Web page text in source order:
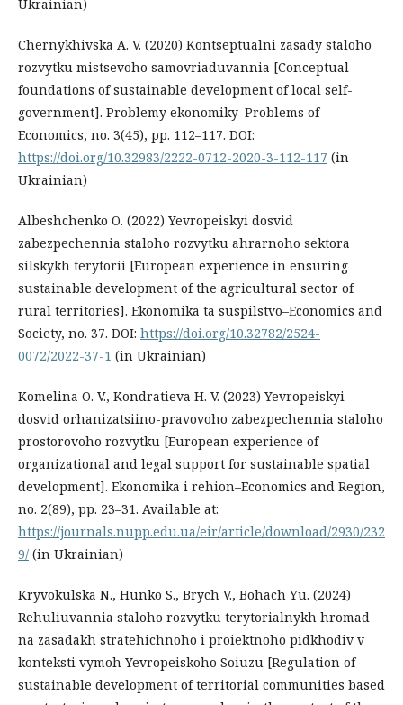
Ukrainian)
Chernykhivska A. V. (2020) Kontseptualni zasady staloho
rozvytku mistsevoho samovriaduvannia [Conceptual
foundations of sustainable development of local self-
government]. Problemy ekonomiky–Problems of
Economics, no. 3(45), pp. 112–117. DOI:
https://doi.org/10.32983/2222-0712-2020-3-112-117 (in
Ukrainian)
Albeshchenko O. (2022) Yevropeiskyi dosvid
zabezpechennia staloho rozvytku ahrarnoho sektora
silskykh terytorii [European experience in ensuring
sustainable development of the agricultural sector of
rural territories]. Ekonomika ta suspilstvo–Economics and
Society, no. 37. DOI: https://doi.org/10.32782/2524-
0072/2022-37-1 (in Ukrainian)
Komelina O. V., Kondratieva H. V. (2023) Yevropeiskyi
dosvid orhanizatsiino-pravovoho zabezpechennia staloho
prostorovoho rozvytku [European experience of
organizational and legal support for sustainable spatial
development]. Ekonomika i rehion–Economics and Region,
no. 2(89), pp. 23–31. Available at:
https://journals.nupp.edu.ua/eir/article/download/2930/232
9/ (in Ukrainian)
Kryvokulska N., Hunko S., Brych V., Bohach Yu. (2024)
Rehuliuvannia staloho rozvytku terytorialnykh hromad
na zasadakh stratehichnoho i proiektnoho pidkhodiv v
konteksti vymoh Yevropeiskoho Soiuzu [Regulation of
sustainable development of territorial communities based